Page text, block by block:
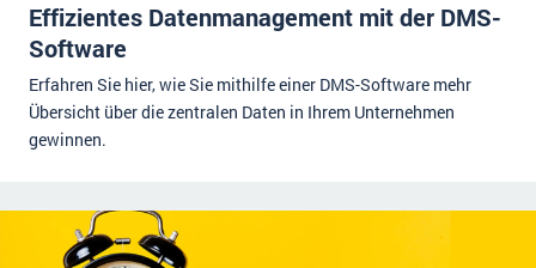
Effizientes Datenmanagement mit der DMS-
Software
Erfahren Sie hier, wie Sie mithilfe einer DMS-Software mehr
Übersicht über die zentralen Daten in Ihrem Unternehmen
gewinnen.